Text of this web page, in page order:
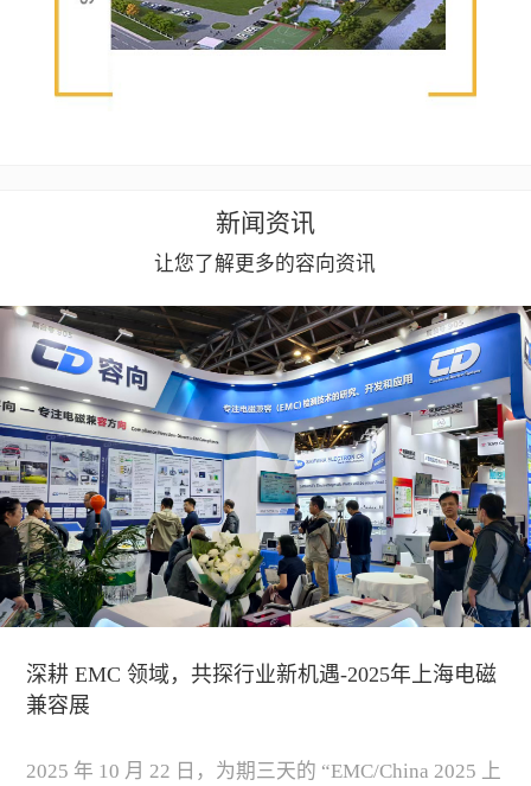
新闻资讯
让您了解更多的容向资讯
深耕 EMC 领域，共探行业新机遇-2025年上海电磁
兼容展
2025 年 10 月 22 日，为期三天的 “EMC/China 2025 上